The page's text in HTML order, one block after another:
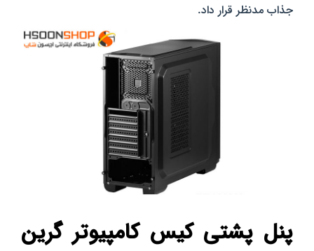
جذاب مدنظر قرار داد.
پنل پشتی کیس کامپیوتر گرین